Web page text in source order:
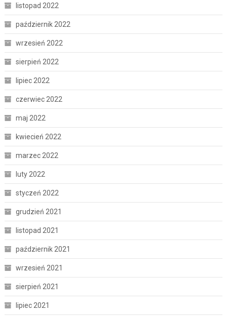
listopad 2022
październik 2022
wrzesień 2022
sierpień 2022
lipiec 2022
czerwiec 2022
maj 2022
kwiecień 2022
marzec 2022
luty 2022
styczeń 2022
grudzień 2021
listopad 2021
październik 2021
wrzesień 2021
sierpień 2021
lipiec 2021